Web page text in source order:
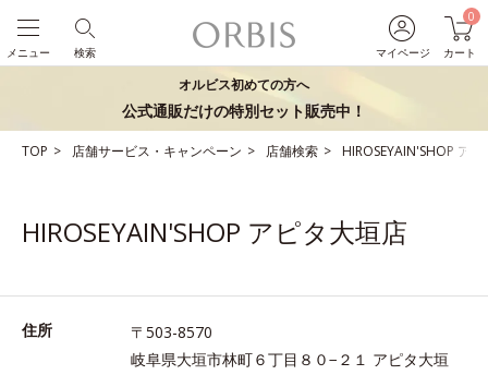
マイページ
0
カート
検索
メニュー
オルビス初めての方へ
公式通販だけの特別セット販売中！
TOP 店舗サービス・キャンペーン 店舗検索 HIROSEYAIN'SHOP ア
HIROSEYAIN'SHOP アピタ大垣店
住所
〒503-8570
岐阜県大垣市林町６丁目８０−２１ アピタ大垣